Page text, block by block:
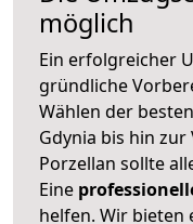
möglich
Ein erfolgreicher
gründliche
Wählen der
Gdynia bis hin zur
Porzellan sollte
Eine
helfen. Wir bieten